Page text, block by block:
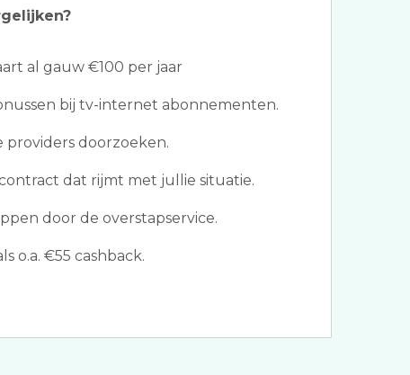
al gauw €100 per jaar
bij tv-internet abonnementen.
providers doorzoeken.
dat rijmt met jullie situatie.
door de overstapservice.
o.a. €55 cashback.